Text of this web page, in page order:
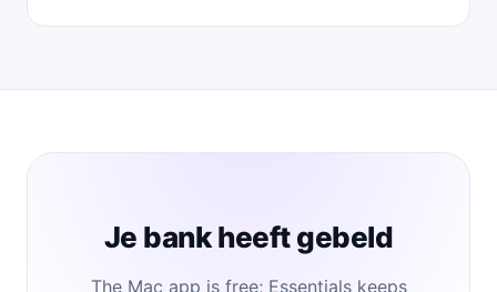
Je bank heeft gebeld
The Mac app is free; Essentials keeps